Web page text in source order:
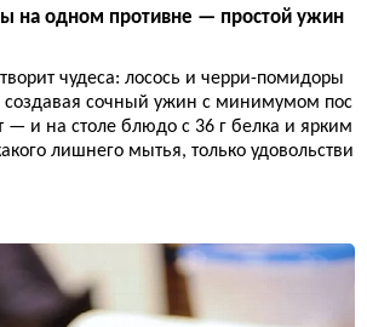
на одном противне — простой ужин
чудеса: лосось и черри-помидоры
создавая сочный ужин с минимумом пос
— и на столе блюдо с 36 г белка и ярким
лишнего мытья, только удовольстви